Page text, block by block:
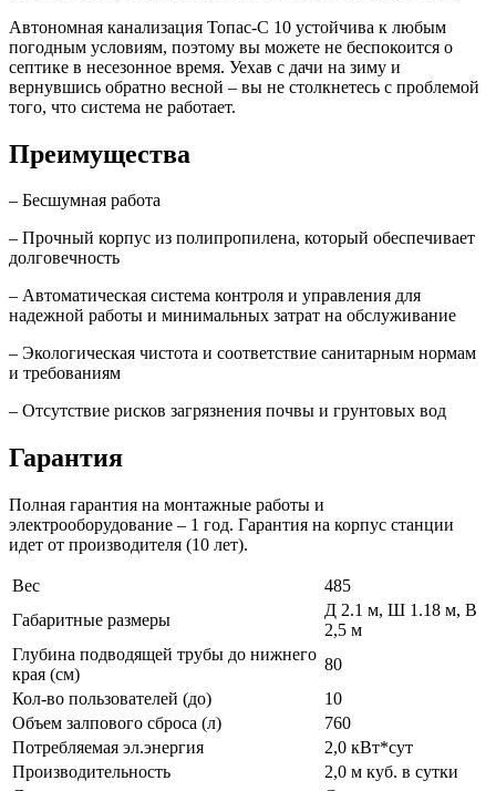
Автономная канализация Топас-С 10 устойчива к любым
погодным условиям, поэтому вы можете не беспокоится о
септике в несезонное время. Уехав с дачи на зиму и
вернувшись обратно весной – вы не столкнетесь с проблемой
того, что система не работает.
Преимущества
– Бесшумная работа
– Прочный корпус из полипропилена, который обеспечивает
долговечность
– Автоматическая система контроля и управления для
надежной работы и минимальных затрат на обслуживание
– Экологическая чистота и соответствие санитарным нормам
и требованиям
– Отсутствие рисков загрязнения почвы и грунтовых вод
Гарантия
Полная гарантия на монтажные работы и
электрооборудование – 1 год. Гарантия на корпус станции
идет от производителя (10 лет).
Вес
485
Габаритные размеры
Д 2.1 м, Ш 1.18 м, В
2,5 м
Глубина подводящей трубы до нижнего
края (см)
80
Кол-во пользователей (до)
10
Объем залпового сброса (л)
760
Потребляемая эл.энергия
2,0 кВт*сут
Производительность
2,0 м куб. в сутки